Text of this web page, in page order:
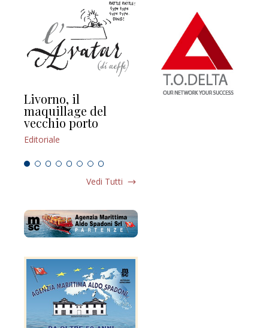
Livorno, il
maquillage del
vecchio porto
Editoriale
L’uscita di scena di
Vedi Tutti